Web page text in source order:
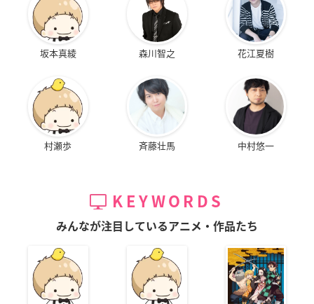
坂本真綾 森川智之 花江夏樹
村瀬歩 斉藤壮馬 中村悠一
KEYWORDS
みんなが注目しているアニメ・作品たち